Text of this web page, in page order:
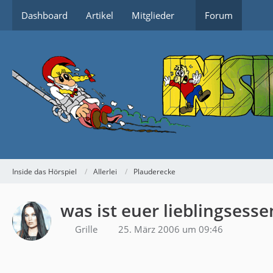
Dashboard Artikel Mitglieder Forum
Inside das Hörspiel Allerlei Plauderecke
was ist euer
Grille 25. März 2006 um 09:46